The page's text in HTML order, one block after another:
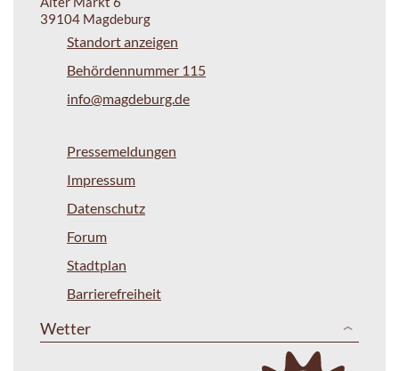
39104 Magdeburg
Standort anzeigen
Behördennummer 115
info@magdeburg.de
Pressemeldungen
Impressum
Datenschutz
Forum
Stadtplan
Barrierefreiheit
Wetter